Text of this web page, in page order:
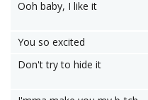
Ooh baby, I like it
You so excited
Don't try to hide it